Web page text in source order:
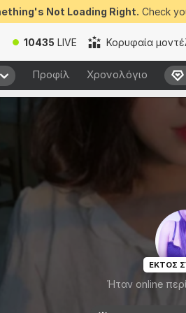
Not Loading Right. Check
10435 LIVE Κορυφαία
Προφίλ Χρονολόγιο
ΕΚΤΟΣ
Ήταν online